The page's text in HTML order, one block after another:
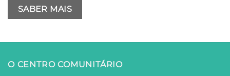
SABER MAIS
O CENTRO COMUNITÁRIO